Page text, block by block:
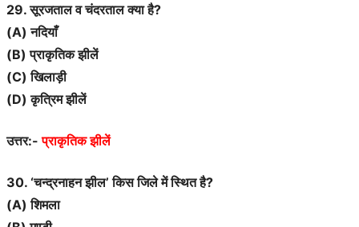
29. सूरजताल व चंदरताल क्या है?
(A) नदियाँ
(B) प्राकृतिक झीलें
(C) खिलाड़ी
(D) कृत्रिम झीलें
उत्तर:-प्राकृतिक झीलें
30. ‘चन्द्रनाहन झील’ किस जिले में स्थित है?
(A) शिमला